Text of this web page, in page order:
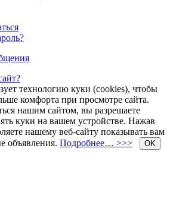
технологию куки (cookies), чтобы
комфорта при просмотре сайта.
нашим сайтом, вы разрешаете
куки на вашем устройстве. Нажав
нашему веб-сайту показывать вам
объявления. Подробнее… >>> OK